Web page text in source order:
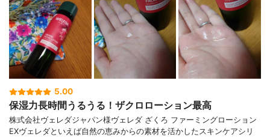
5.00
保湿力長時間うるうる！ザクロローション最高
株式会社ヴェレダジャパン様ヴェレダ ざくろ ファーミングローション
EXヴェレダといえば自然の恵みからの素材を活かしたスキンケアシリ